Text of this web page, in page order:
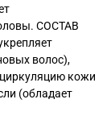
СОСТАВ
волос),
кожи
(обладает